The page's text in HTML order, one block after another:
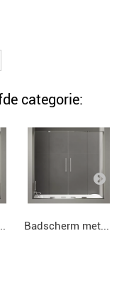
categorie:
Badscherm met...